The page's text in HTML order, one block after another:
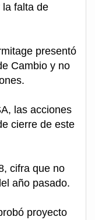
la falta de
presentó
Cambio y no
las acciones
cierre de este
cifra que no
año pasado.
proyecto